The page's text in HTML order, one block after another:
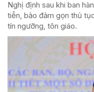
Nghị định sau khi ban
tiễn, bảo đảm gọn thủ
tín ngưỡng, tôn giáo.